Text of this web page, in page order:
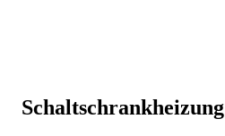
Schaltschrankheizung